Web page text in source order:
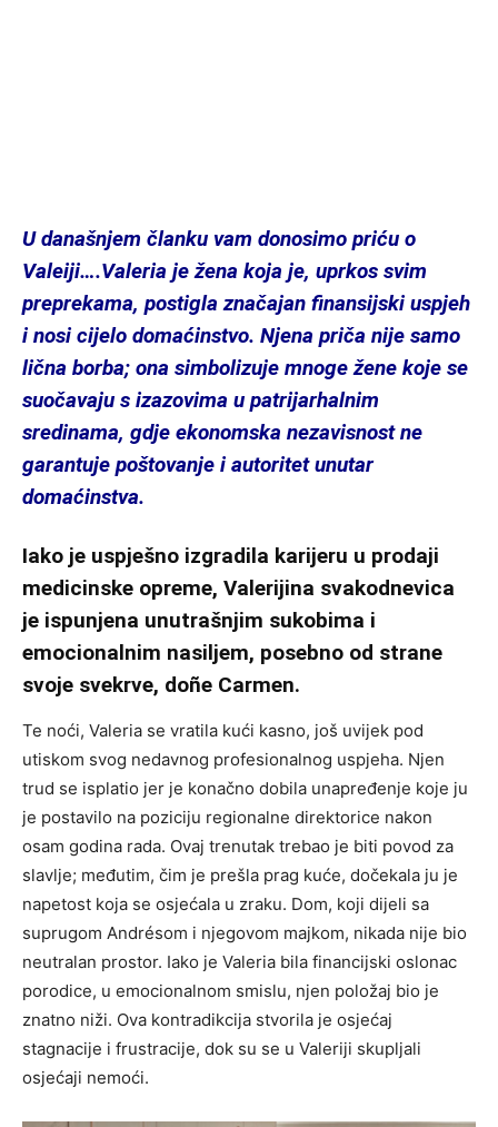
Udanašnjem članku vam donosimo priću o
Valeiji….Valeria je žena koja je, uprkos svim
preprekama, postigla značajan finansijski uspjeh
i nosi cijelo domaćinstvo. Njena priča nije samo
lična borba; ona simbolizuje mnoge žene koje se
suočavaju s izazovima u patrijarhalnim
sredinama, gdje ekonomska nezavisnost ne
garantuje poštovanje i autoritet unutar
domaćinstva.
Iako je uspješno izgradila karijeru u prodaji
medicinske opreme, Valerijina svakodnevica
je ispunjena unutrašnjim sukobima i
emocionalnim nasiljem, posebno od strane
svoje svekrve, doñe Carmen.
Te noći, Valeria se vratila kući kasno, još uvijek pod
utiskom svog nedavnog profesionalnog uspjeha. Njen
trud se isplatio jer je konačno dobila unapređenje koje ju
je postavilo na poziciju regionalne direktorice nakon
osam godina rada. Ovaj trenutak trebao je biti povod za
slavlje; međutim, čim je prešla prag kuće, dočekala ju je
napetost koja se osjećala u zraku. Dom, koji dijeli sa
suprugom Andrésom i njegovom majkom, nikada nije bio
neutralan prostor. Iako je Valeria bila financijski oslonac
porodice, u emocionalnom smislu, njen položaj bio je
znatno niži. Ova kontradikcija stvorila je osjećaj
stagnacije i frustracije, dok su se u Valeriji skupljali
osjećaji nemoći.